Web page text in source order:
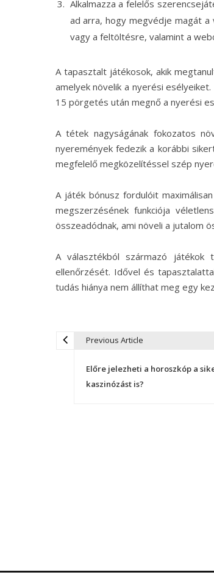
Alkalmazza a felelős
ad arra, hogy megvédje magát a
vagy a feltöltésre, valamint a
A tapasztalt játékosok, akik
amelyek növelik a nyerési
15 pörgetés után megnő a nyerési
A tétek nagyságának fokozatos
nyeremények fedezik a korábbi
megfelelő megközelítéssel szép
A játék bónusz fordulóit
megszerzésének funkciója
összeadódnak, ami növeli a jutalom
A választékból származó játékok
ellenőrzését. Idővel és
tudás hiánya nem állíthat meg egy
é
Previous Article
Előre jelezheti a horoszkóp a
kaszinózást is?